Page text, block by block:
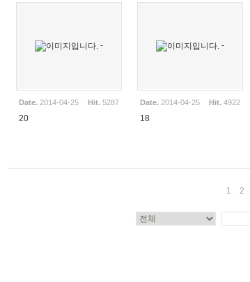
-
Date. 2014-04-25 Hit. 5287
20
-
Date. 2014-04-25 Hit. 4922
18
1 2